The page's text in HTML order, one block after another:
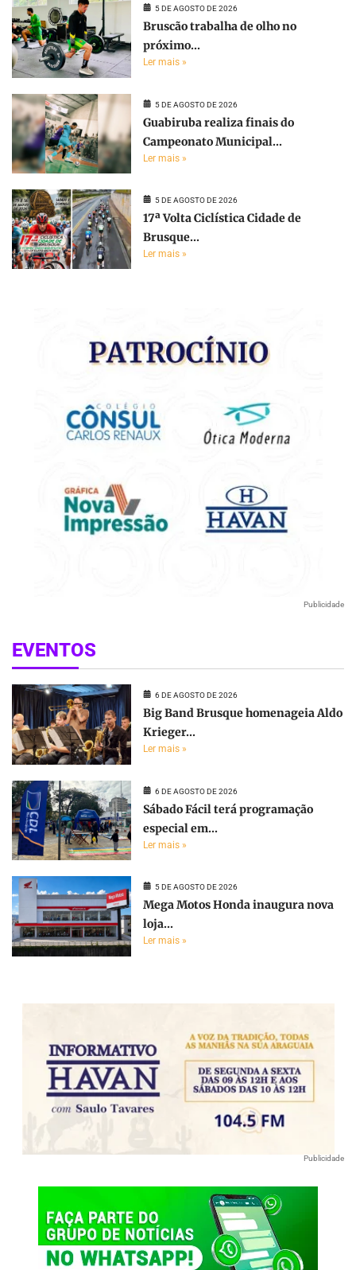
5 DE AGOSTO DE 2026
Bruscão trabalha de olho no
próximo...
Ler mais »
5 DE AGOSTO DE 2026
Guabiruba realiza finais do
Campeonato Municipal...
Ler mais »
5 DE AGOSTO DE 2026
17ª Volta Ciclística Cidade de
Brusque...
Ler mais »
Publicidade
EVENTOS
6 DE AGOSTO DE 2026
Big Band Brusque homenageia Aldo
Krieger...
Ler mais »
6 DE AGOSTO DE 2026
Sábado Fácil terá programação
especial em...
Ler mais »
5 DE AGOSTO DE 2026
Mega Motos Honda inaugura nova
loja...
Ler mais »
Publicidade